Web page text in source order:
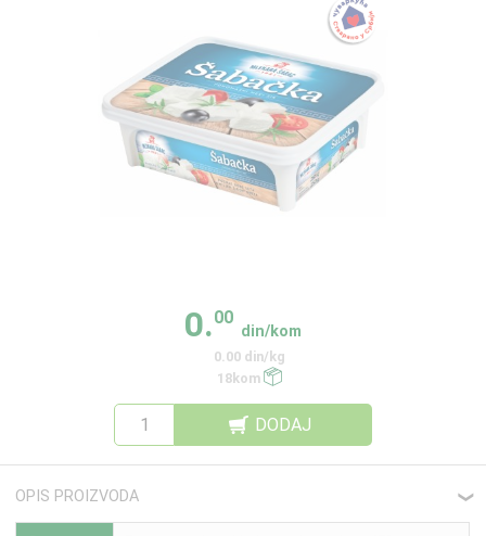
0.00
din/kom
0.00 din/kg
18kom
DODAJ
OPIS PROIZVODA ❮